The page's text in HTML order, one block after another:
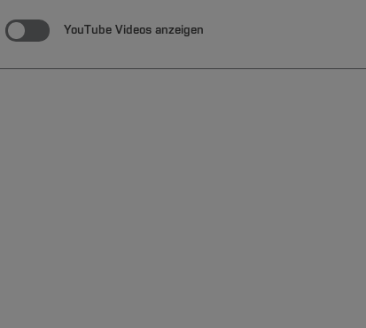
YouTube Videos anzeigen